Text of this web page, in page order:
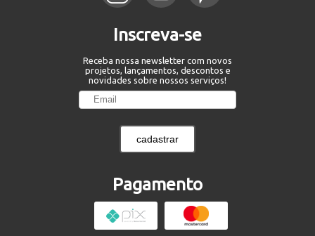
Inscreva-se
Receba nossa newsletter com novos
projetos, lançamentos, descontos e
novidades sobre nossos serviços!
cadastrar
Pagamento